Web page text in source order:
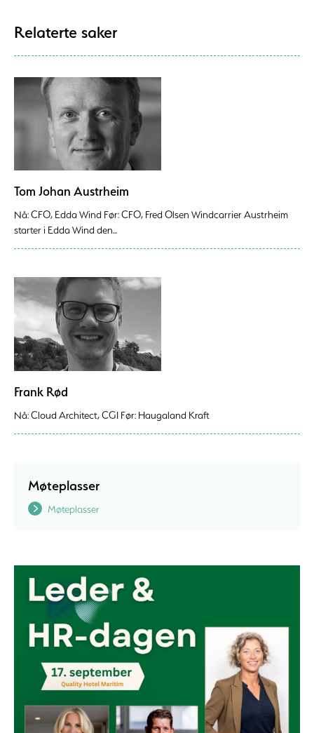
Relaterte saker
Tom Johan Austrheim
Nå: CFO, Edda Wind Før: CFO, Fred Olsen Windcarrier Austrheim
starter i Edda Wind den...
Frank Rød
Nå: Cloud Architect, CGI Før: Haugaland Kraft
Møteplasser
Møteplasser